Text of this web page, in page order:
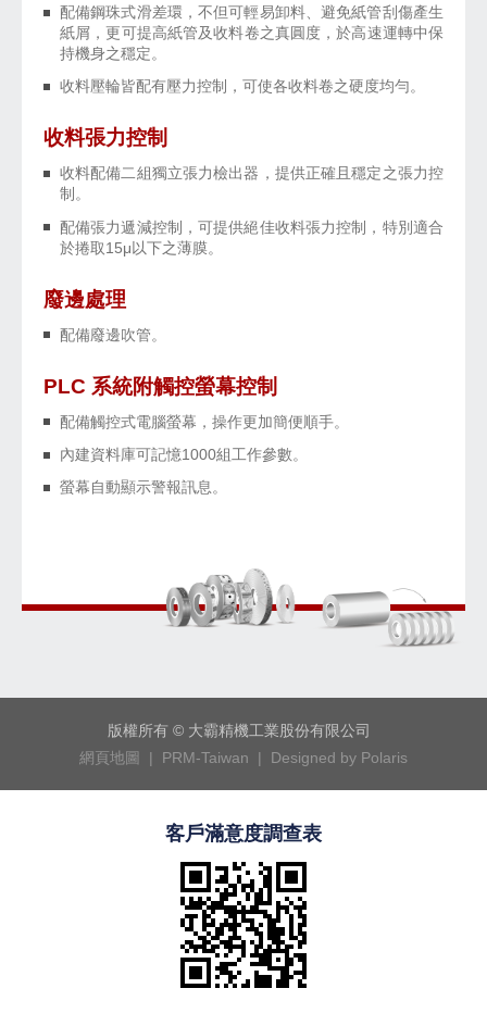
配備鋼珠式滑差環，不但可輕易卸料、避免紙管刮傷產生
紙屑，更可提高紙管及收料卷之真圓度，於高速運轉中保
持機身之穩定。
收料壓輪皆配有壓力控制，可使各收料卷之硬度均勻。
收料張力控制
收料配備二組獨立張力檢出器，提供正確且穩定之張力控
制。
配備張力遞減控制，可提供絕佳收料張力控制，特別適合
於捲取15μ以下之薄膜。
廢邊處理
配備廢邊吹管。
PLC 系統附觸控螢幕控制
配備觸控式電腦螢幕，操作更加簡便順手。
內建資料庫可記憶1000組工作參數。
螢幕自動顯示警報訊息。
版權所有 © 大霸精機工業股份有限公司
網頁地圖 | PRM-Taiwan | Designed by Polaris
客戶滿意度調查表